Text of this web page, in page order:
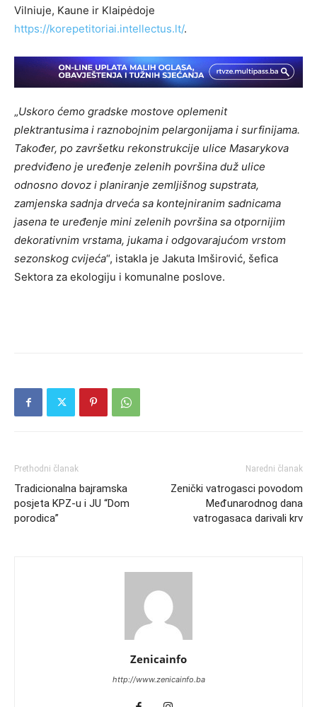
Vilniuje, Kaune ir Klaipėdoje
https://korepetitoriai.intellectus.lt/.
„Uskoro ćemo gradske mostove oplemenit
plektrantusima i raznobojnim pelargonijama i surfinijama.
Također, po završetku rekonstrukcije ulice Masarykova
predviđeno je uređenje zelenih površina duž ulice
odnosno dovoz i planiranje zemljišnog supstrata,
zamjenska sadnja drveća sa kontejniranim sadnicama
jasena te uređenje mini zelenih površina sa otpornijim
dekorativnim vrstama, jukama i odgovarajućom vrstom
sezonskog cvijeća“, istakla je Jakuta Imširović, šefica
Sektora za ekologiju i komunalne poslove.
Prethodni članak
Tradicionalna bajramska
posjeta KPZ-u i JU “Dom
porodica”
Naredni članak
Zenički vatrogasci povodom
Međunarodnog dana
vatrogasaca darivali krv
Zenicainfo
http://www.zenicainfo.ba